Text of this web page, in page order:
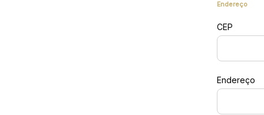
Endereço
CEP
Endereço